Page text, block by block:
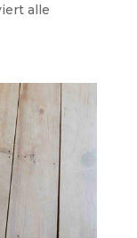
alle